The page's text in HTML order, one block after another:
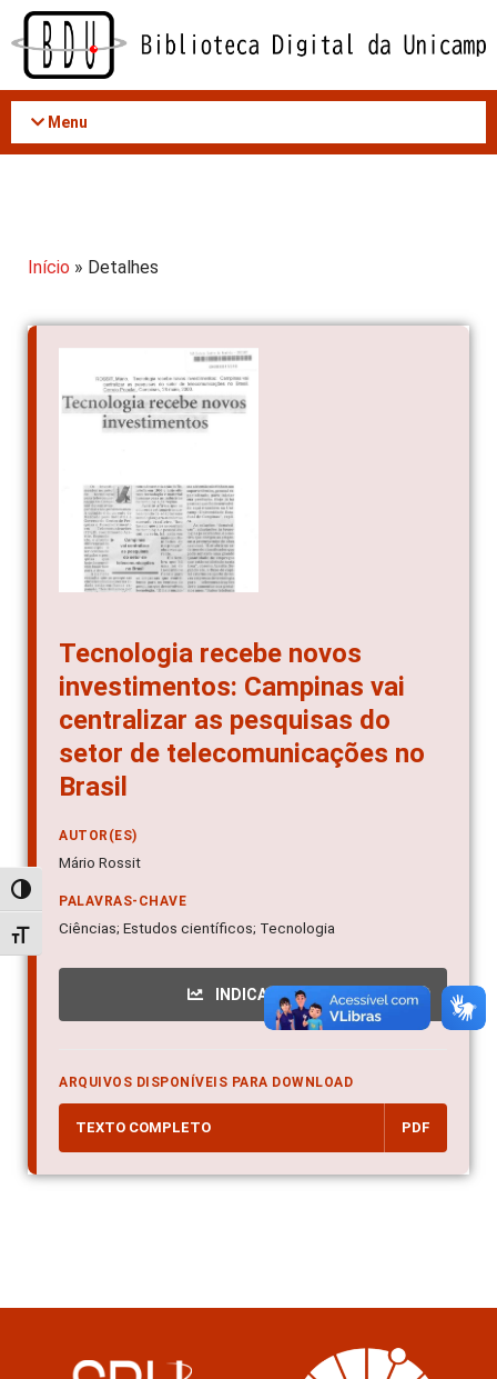
Acessar
conteúdo
Alternar alto contraste
Alternar tamanho da fonte
Menu
Início » Detalhes
Tecnologia recebe novos
investimentos: Campinas vai
centralizar as pesquisas do
setor de telecomunicações no
Brasil
AUTOR(ES)
Mário Rossit
PALAVRAS-CHAVE
Ciências; Estudos científicos; Tecnologia
INDICADORES
ARQUIVOS DISPONÍVEIS PARA DOWNLOAD
TEXTO COMPLETO PDF